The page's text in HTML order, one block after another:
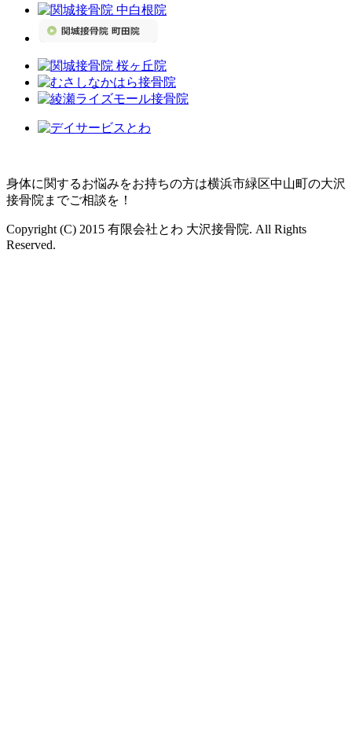
身体に関するお悩みをお持ちの方は横浜市緑区中山町の大沢
接骨院までご相談を！
Copyright (C) 2015 有限会社とわ 大沢接骨院. All Rights
Reserved.